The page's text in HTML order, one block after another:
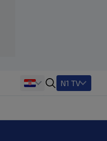
N1 TV